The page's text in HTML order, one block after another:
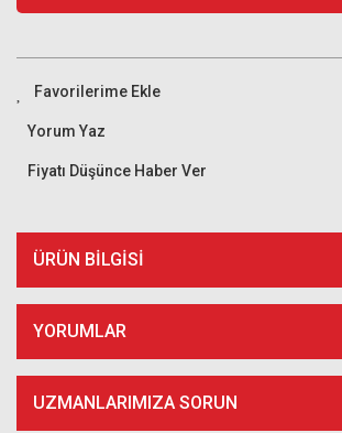
Yorum Yaz
Fiyatı Düşünce Haber Ver
ÜRÜN BILGISI
YORUMLAR
UZMANLARIMIZA SORUN